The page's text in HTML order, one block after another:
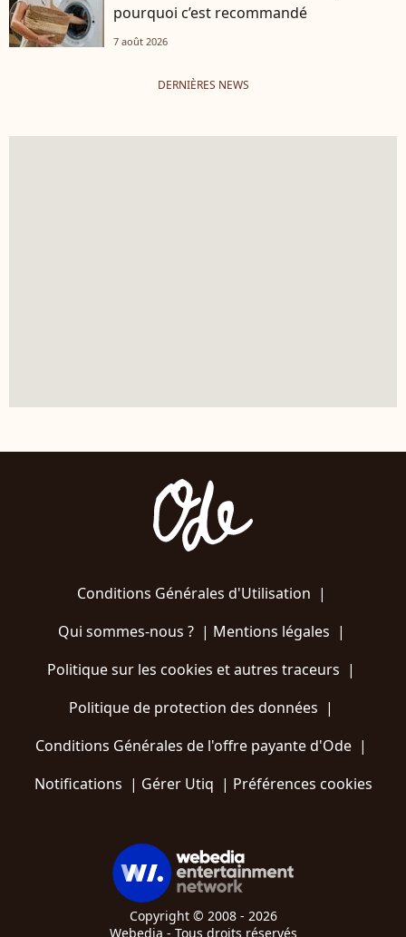
pourquoi c’est recommandé
7 août 2026
DERNIÈRES NEWS
Conditions Générales d'Utilisation |
Qui sommes-nous ?| Mentions légales |
Politique sur les cookies et autres traceurs |
Politique de protection des données |
Conditions Générales de l'offre payante d'Ode |
Notifications | Gérer Utiq | Préférences cookies
Copyright © 2008 - 2026
Webedia - Tous droits réservés